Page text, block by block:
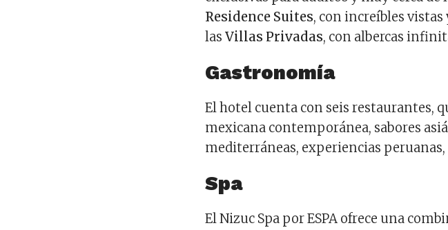
Residence Suites, con increíbles
lasVillas Privadas, con albercas
Gastronomía
El hotel cuenta con seis restaurantes,
mexicana contemporánea, sabores
mediterráneas, experiencias peruanas,
Spa
El Nizuc Spa por ESPA ofrece una